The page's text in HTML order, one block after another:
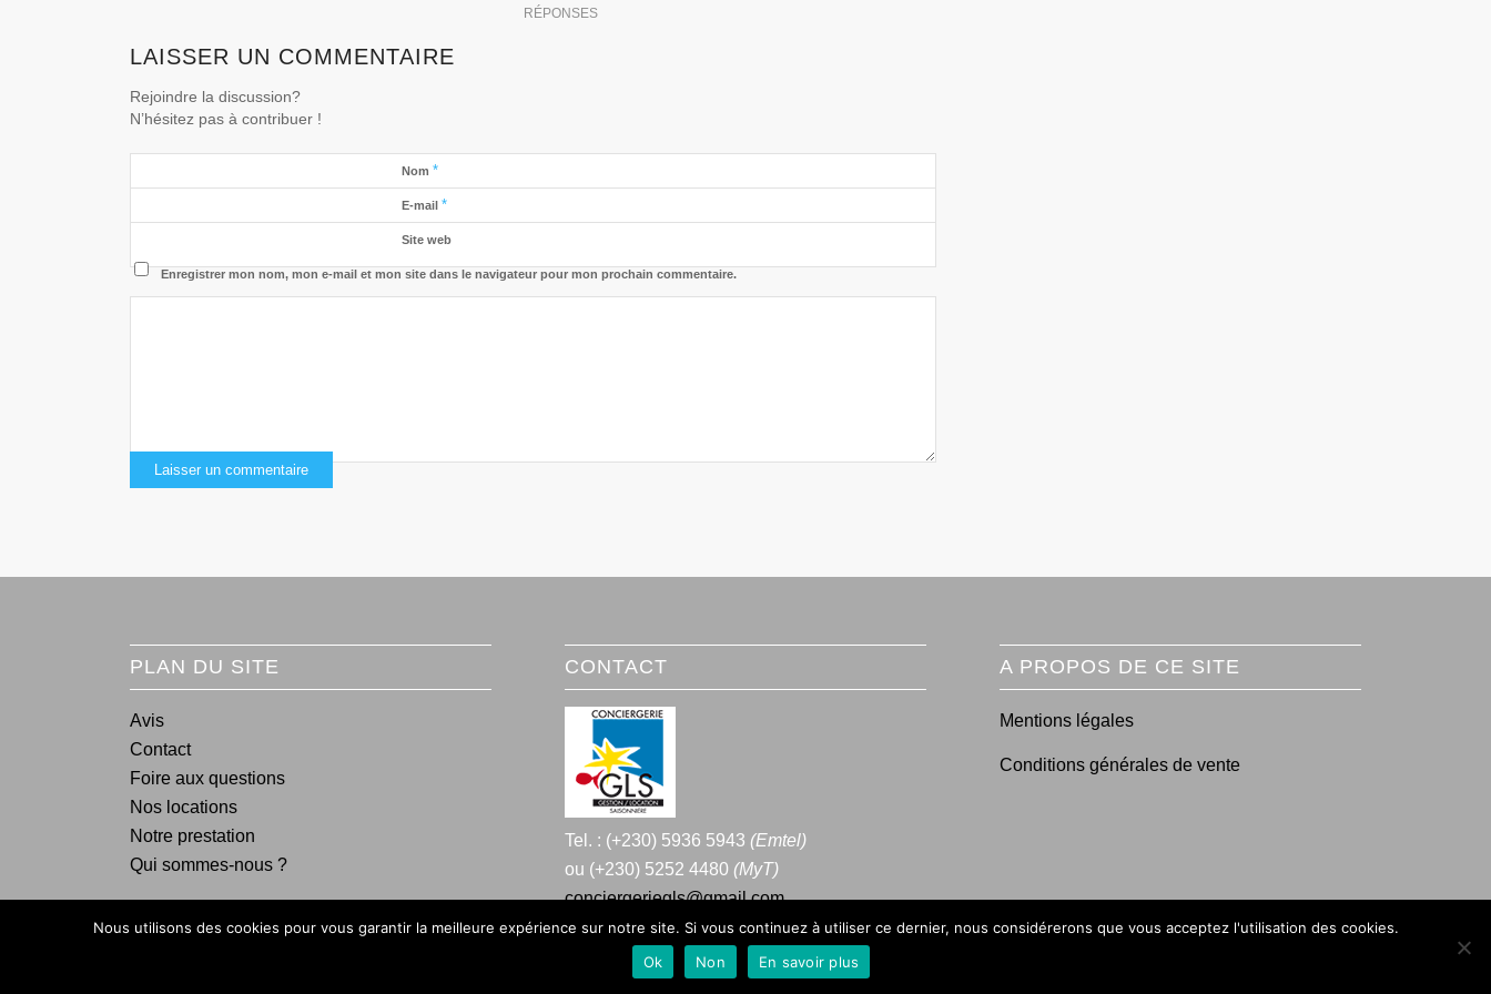
RÉPONSES
LAISSER UN COMMENTAIRE
Rejoindre la discussion?
N’hésitez pas à contribuer !
Nom*
E-mail*
Site web
Enregistrer mon nom, mon e-mail et mon site dans le navigateur pour mon prochain commentaire.
PLAN DU SITE
Avis
Contact
Foire aux questions
Nos locations
Notre prestation
Qui sommes-nous ?
CONTACT
Tel. : (+230) 5936 5943 (Emtel)
ou (+230) 5252 4480 (MyT)
conciergeriegls@gmail.com
A PROPOS DE CE SITE
Mentions légales
Conditions générales de vente
Nous utilisons des cookies pour vous garantir la meilleure expérience sur notre site. Si vous continuez à utiliser ce dernier, nous considérerons que vous acceptez l'utilisation des cookies.
Ok
Non En savoir plus